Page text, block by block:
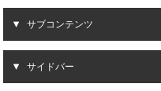
サブコンテンツ
サイドバー